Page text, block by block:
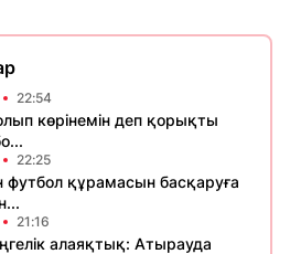
22:54
көрінемін деп қорықты
22:25
футбол құрамасын басқаруға
21:16
алаяқтық: Атырауда